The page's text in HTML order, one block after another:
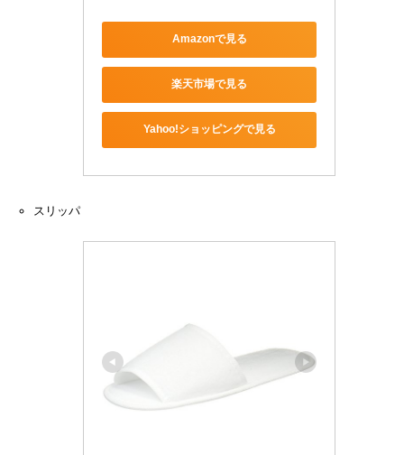
Amazonで見る
楽天市場で見る
Yahoo!ショッピングで見る
スリッパ